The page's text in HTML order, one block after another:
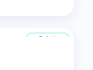
De la 4 ani